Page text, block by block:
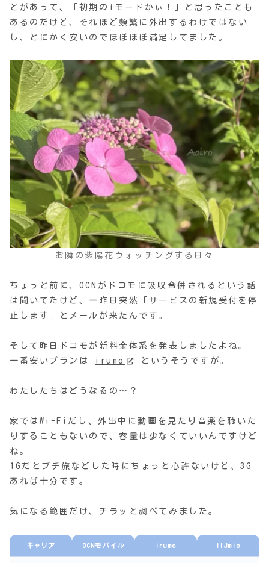
とがあって、「初期のiモードかぃ！」と思ったことも
あるのだけど、それほど頻繁に外出するわけではない
し、とにかく安いのでほぼほぼ満足してました。
お隣の紫陽花ウォッチングする日々
ちょっと前に、OCNがドコモに吸収合併されるという話
は聞いてたけど、一昨日突然「サービスの新規受付を停
止します」とメールが来たんです。
そして昨日ドコモが新料金体系を発表しましたよね。
一番安いプランは
irumo というそうですが。
わたしたちはどうなるの〜？
家ではWi-Fiだし、外出中に動画を見たり音楽を聴いた
りすることもないので、容量は少なくていいんですけど
ね。
1Gだとプチ旅などした時にちょっと心許ないけど、3G
あれば十分です。
気になる範囲だけ、チラッと調べてみました。
キャリア OCNモバイル irumo IIJmio